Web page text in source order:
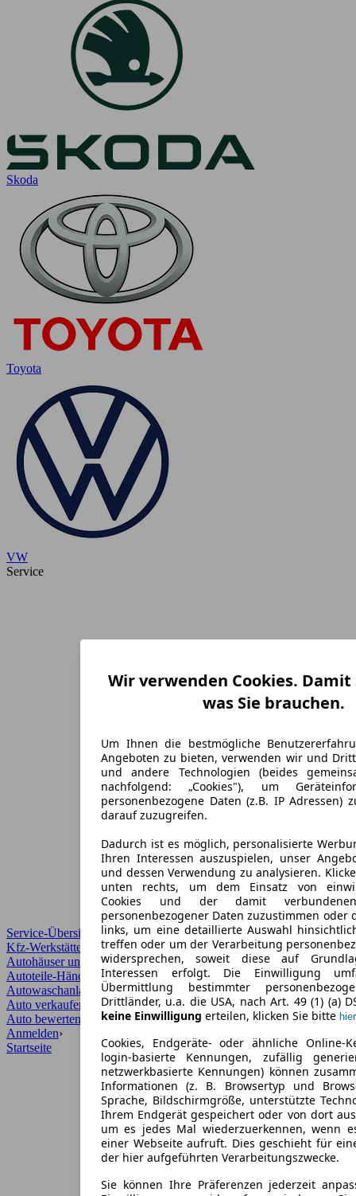
Skoda
Toyota
VW
Service
Service-Übersicht
Kfz-Werkstätten
Autohäuser und Händler
Autoteile-Händler
Autowaschanlagen
Auto verkaufen
Auto bewerten
Anmelden›
Wir verwenden Cookies.
was Sie brauchen.
Um Ihnen die bestmögliche
Angeboten zu bieten, verwenden wir und
und andere Technologien (beides
nachfolgend: „Cookies"), um
personenbezogene Daten (z.B. IP Adressen)
darauf zuzugreifen.
Dadurch ist es möglich, personalisierte
Ihren Interessen auszuspielen, unser
und dessen Verwendung zu analysieren.
unten rechts, um dem Einsatz von
Cookies und der damit
personenbezogener Daten zuzustimmen oder
links, um eine detaillierte Auswahl
treffen oder um der Verarbeitung
widersprechen, soweit diese auf
Interessen erfolgt. Die Einwilligung
Übermittlung bestimmter
Drittländer, u.a. die USA, nach Art. 49 (1) (a)
keine Einwilligung erteilen, klicken Sie bitte hier
Cookies, Endgeräte- oder ähnliche Online-
login-basierte Kennungen, zufällig
netzwerkbasierte Kennungen) können
Informationen (z. B. Browsertyp und
Sprache, Bildschirmgröße, unterstützte
Ihrem Endgerät gespeichert oder von dort
um es jedes Mal wiederzuerkennen, wenn
einer Webseite aufruft. Dies geschieht für
der hier aufgeführten Verarbeitungszwecke.
Sie können Ihre Präferenzen jederzeit
Startseite